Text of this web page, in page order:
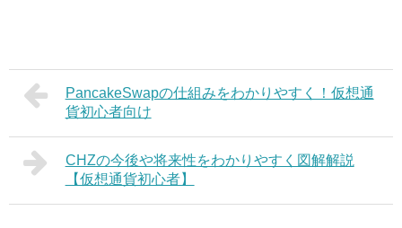
PancakeSwapの仕組みをわかりやすく！仮想通
貨初心者向け
CHZの今後や将来性をわかりやすく図解解説
【仮想通貨初心者】